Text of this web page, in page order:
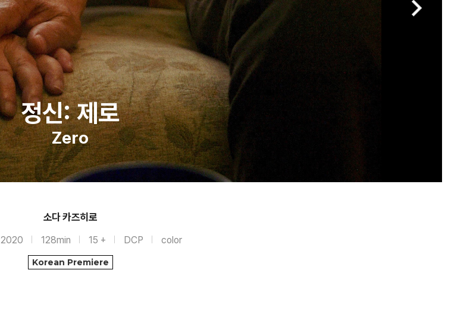
정신: 제로
Zero
소다 카즈히로
2020 128min 15 + DCP color
Korean Premiere